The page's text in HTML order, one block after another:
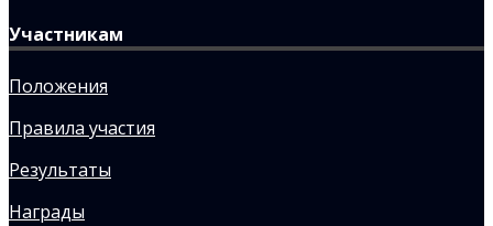
Участникам
Положения
Правила участия
Результаты
Награды